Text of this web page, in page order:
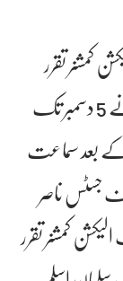
تقرر
کیس کی سماعت کے دوران اٹارنی جنرل نے 5 دسمبر تک
بعد سماعت
جسٹس ناصر
نے چیف الیکشن کمشنر تقرر